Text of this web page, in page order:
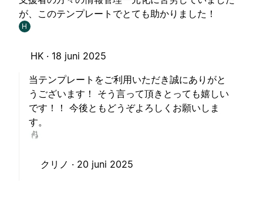
が、このテンプレートでとても助かりました！
H
HK · 18 juni 2025
当テンプレートをご利用いただき誠にありがと
うございます！ そう言って頂きとっても嬉しい
です！！ 今後ともどうぞよろしくお願いしま
す。
クリノ · 20 juni 2025